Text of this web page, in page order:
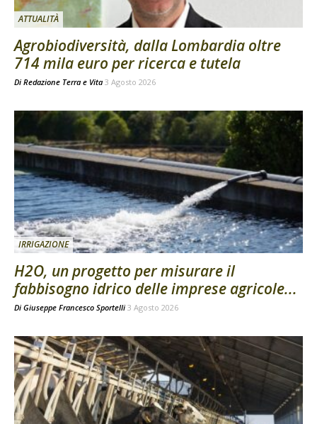
ATTUALITÀ
Agrobiodiversità, dalla Lombardia oltre
714 mila euro per ricerca e tutela
Di Redazione Terra e Vita 3 Agosto 2026
IRRIGAZIONE
H2O, un progetto per misurare il
fabbisogno idrico delle imprese agricole...
Di Giuseppe Francesco Sportelli 3 Agosto 2026